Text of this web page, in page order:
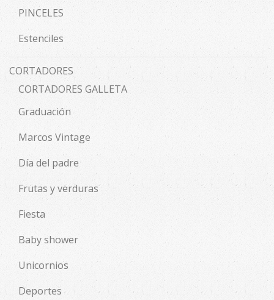
PINCELES
Estenciles
CORTADORES
CORTADORES GALLETA
Graduación
Marcos Vintage
Día del padre
Frutas y verduras
Fiesta
Baby shower
Unicornios
Deportes